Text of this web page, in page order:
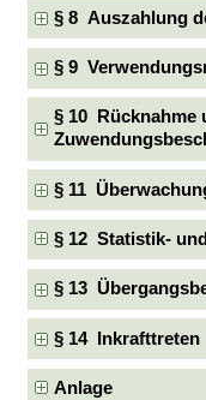
§ 8 Auszahlung
§ 9
§ 10 Rücknahme
§ 11
§ 12 Statistik-
§ 13
§ 14 Inkrafttreten
Anlage